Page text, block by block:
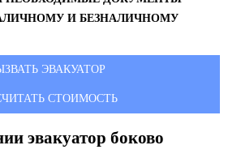
И БЕЗНАЛИЧНОМУ
ЭВАКУАТОР
СТОИМОСТЬ
эвакуатор боково